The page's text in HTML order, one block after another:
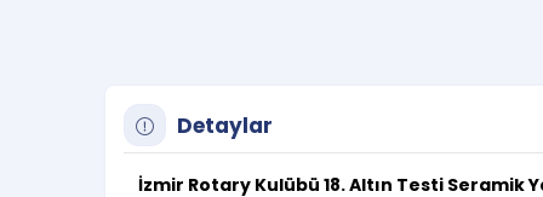
Detaylar
İzmir Rotary Kulübü 18. Altın Testi Seramik